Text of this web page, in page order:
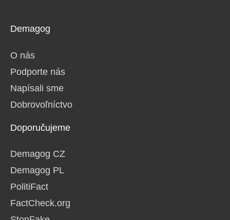
Demagog
O nás
Podporte nás
Napísali sme
Dobrovoľníctvo
Doporučujeme
Demagog CZ
Demagog PL
PolitiFact
FactCheck.org